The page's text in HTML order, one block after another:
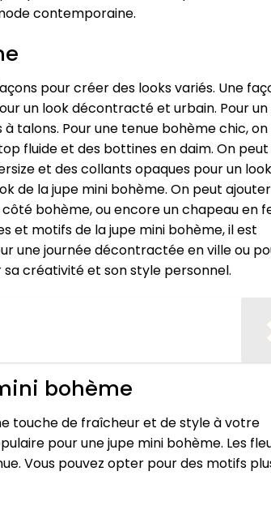
contemporaine.
pour créer des looks variés. Une
un look décontracté et urbain. Pour
talons. Pour une tenue bohème chic,
fluide et des bottines en daim. On peut
et des collants opaques pour un look
de la jupe mini bohème. On peut
bohème, ou encore un chapeau en
et motifs de la jupe mini bohème, il est
une journée décontractée en ville ou
créativité et son style personnel.
bohème
touche de fraîcheur et de style à votre
pour une jupe mini bohème. Les
Vous pouvez opter pour des motifs